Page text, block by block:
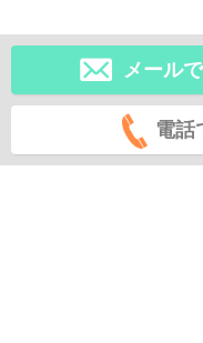
メール
電話